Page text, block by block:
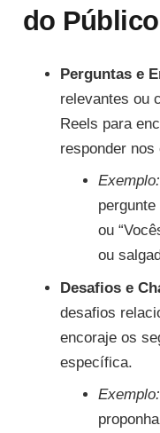
do
Perguntas e
relevantes ou
Reels para
responder
Exemplo:
pergunte
ou
ou
Desafios e
desafios
encoraje os
específica.
Exemplo: